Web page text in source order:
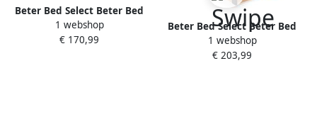
Beter Bed Select Beter Bed
Bossflex 600 Lattenbodem 80
x 190 cm Bedbodem Vlak
1 webshop
€ 170,99
Beter Bed Select Beter Bed
Bossflex 200 Lattenbodem 70
x 190 cm Elektrisch
1 webshop
€ 203,99